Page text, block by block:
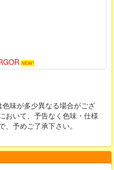
NEW!
味が多少異なる場合がござ
おいて、予告なく色味・仕様
予めご了承下さい。